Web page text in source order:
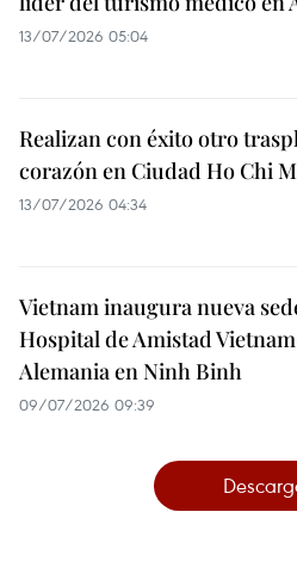
13/07/2026 05:04
Realizan con éxito otro
corazón en Ciudad Ho Chi
13/07/2026 04:34
Vietnam inaugura nueva
Hospital de Amistad
Alemania en Ninh Binh
09/07/2026 09:39